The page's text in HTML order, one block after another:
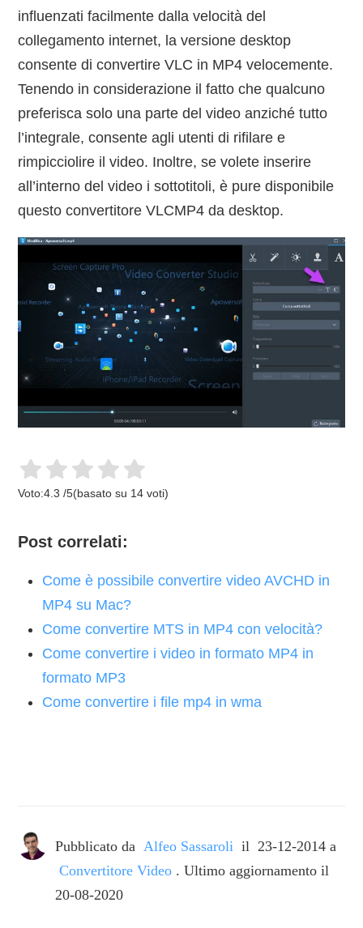
influenzati facilmente dalla velocità del
collegamento internet, la versione desktop
consente di convertire VLC in MP4 velocemente.
Tenendo in considerazione il fatto che qualcuno
preferisca solo una parte del video anziché tutto
l’integrale, consente agli utenti di rifilare e
rimpicciolire il video. Inoltre, se volete inserire
all’interno del video i sottotitoli, è pure disponibile
questo convertitore VLCMP4 da desktop.
Voto:4.3 /5(basato su 14 voti)
Post correlati:
Come è possibile convertire video AVCHD in
MP4 su Mac?
Come convertire MTS in MP4 con velocità?
Come convertire i video in formato MP4 in
formato MP3
Come convertire i file mp4 in wma
Pubblicato da Alfeo Sassaroli il 23-12-2014 a
Convertitore Video . Ultimo aggiornamento il
20-08-2020